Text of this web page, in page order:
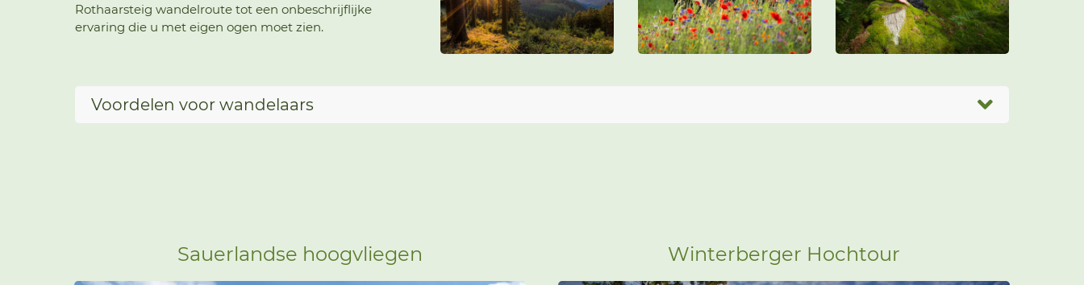
Rothaarsteig wandelroute tot een onbeschrijflijke
ervaring die u met eigen ogen moet zien.
Voordelen voor wandelaars
Sauerlandse hoogvliegen Winterberger Hochtour